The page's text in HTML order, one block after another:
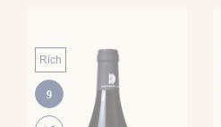
Rich
9